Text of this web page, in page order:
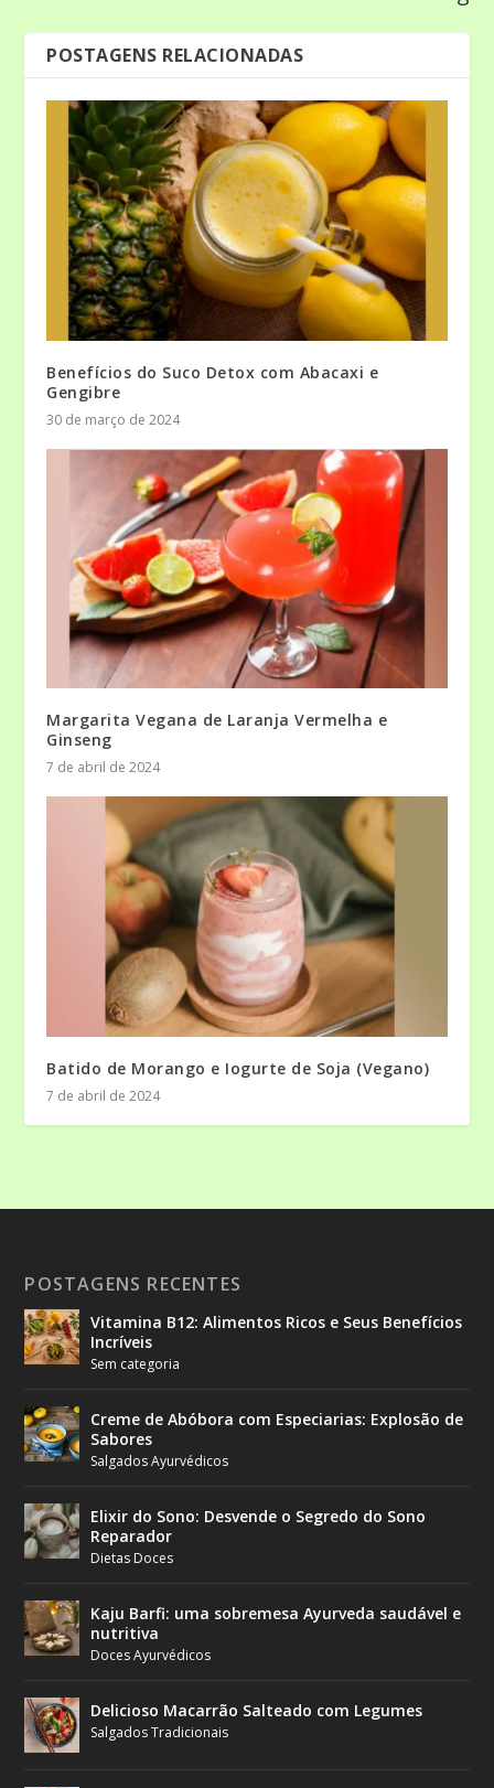
POSTAGENS RELACIONADAS
Benefícios do Suco Detox com Abacaxi e
Gengibre
30 de março de 2024
Margarita Vegana de Laranja Vermelha e
Ginseng
7 de abril de 2024
Batido de Morango e Iogurte de Soja (Vegano)
7 de abril de 2024
POSTAGENS RECENTES
Vitamina B12: Alimentos Ricos e Seus Benefícios
Incríveis
Sem categoria
Creme de Abóbora com Especiarias: Explosão de
Sabores
Salgados Ayurvédicos
Elixir do Sono: Desvende o Segredo do Sono
Reparador
Dietas Doces
Kaju Barfi: uma sobremesa Ayurveda saudável e
nutritiva
Doces Ayurvédicos
Delicioso Macarrão Salteado com Legumes
Salgados Tradicionais